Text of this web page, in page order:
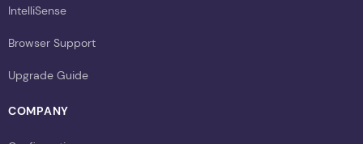
IntelliSense
Browser Support
Upgrade Guide
COMPANY